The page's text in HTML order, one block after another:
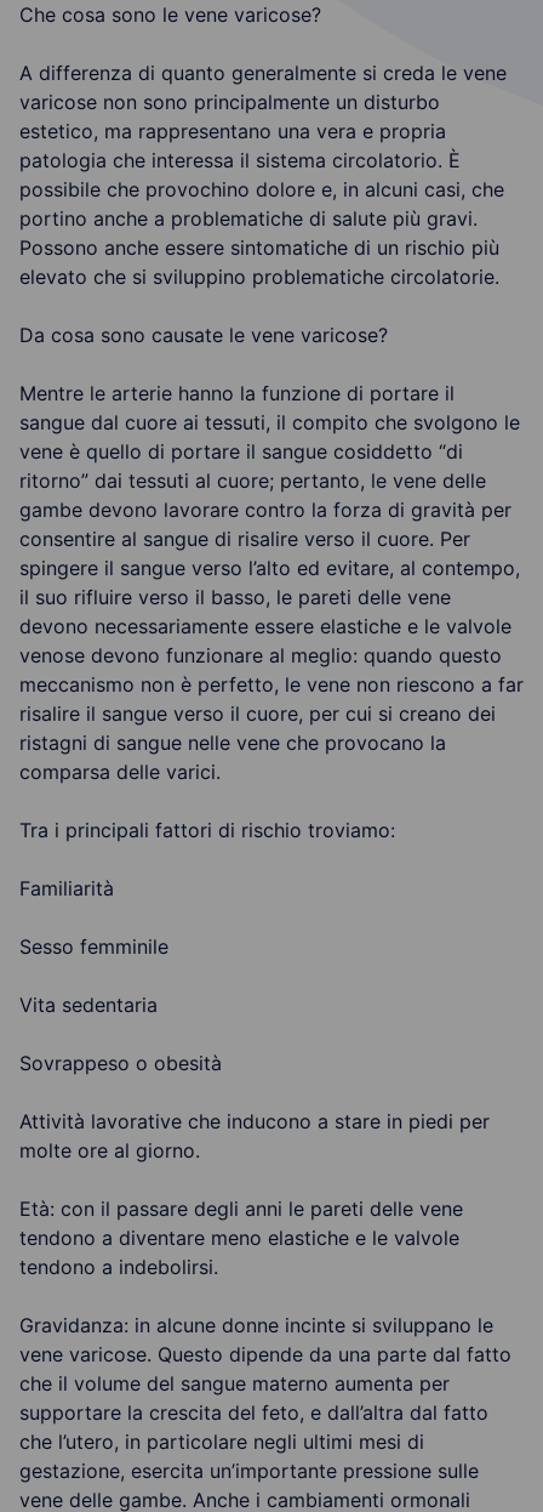
Che cosa sono le vene varicose?
A differenza di quanto generalmente si creda le vene
varicose non sono principalmente un disturbo
estetico, ma rappresentano una vera e propria
patologia che interessa il sistema circolatorio. È
possibile che provochino dolore e, in alcuni casi, che
portino anche a problematiche di salute più gravi.
Possono anche essere sintomatiche di un rischio più
elevato che si sviluppino problematiche circolatorie.
Da cosa sono causate le vene varicose?
Mentre le arterie hanno la funzione di portare il
sangue dal cuore ai tessuti, il compito che svolgono le
vene è quello di portare il sangue cosiddetto “di
ritorno” dai tessuti al cuore; pertanto, le vene delle
gambe devono lavorare contro la forza di gravità per
consentire al sangue di risalire verso il cuore. Per
spingere il sangue verso l’alto ed evitare, al contempo,
il suo rifluire verso il basso, le pareti delle vene
devono necessariamente essere elastiche e le valvole
venose devono funzionare al meglio: quando questo
meccanismo non è perfetto, le vene non riescono a far
risalire il sangue verso il cuore, per cui si creano dei
ristagni di sangue nelle vene che provocano la
comparsa delle varici.
Tra i principali fattori di rischio troviamo:
Familiarità
Sesso femminile
Vita sedentaria
Sovrappeso o obesità
Attività lavorative che inducono a stare in piedi per
molte ore al giorno.
Età: con il passare degli anni le pareti delle vene
tendono a diventare meno elastiche e le valvole
tendono a indebolirsi.
Gravidanza: in alcune donne incinte si sviluppano le
vene varicose. Questo dipende da una parte dal fatto
che il volume del sangue materno aumenta per
supportare la crescita del feto, e dall’altra dal fatto
che l’utero, in particolare negli ultimi mesi di
gestazione, esercita un’importante pressione sulle
vene delle gambe. Anche i cambiamenti ormonali